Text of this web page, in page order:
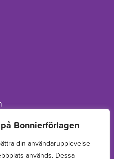
Bonnierförlagen
din användarupplevelse
används. Dessa